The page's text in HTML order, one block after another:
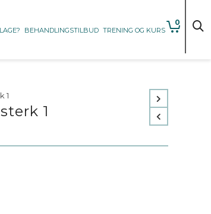
0
BEHANDLINGSTILBUD TRENING OG KURS
1
1